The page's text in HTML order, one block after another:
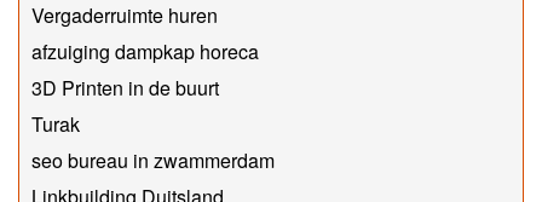
Vergaderruimte huren
afzuiging dampkap horeca
3D Printen in de buurt
Turak
seo bureau in zwammerdam